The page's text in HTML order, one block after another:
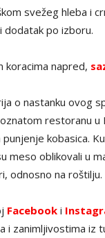
svežeg hleba i
dodatak po izboru.
koracima napred,
o nastanku ovog
restoranu u
kobasica.
meso oblikovali u
odnosno na roštilju.
Facebook i
i zanimljivostima iz